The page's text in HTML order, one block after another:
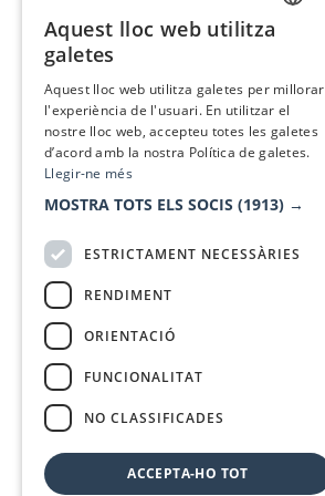
Aquest lloc web utilitza
galetes
Aquest lloc web utilitza galetes per millorar
l'experiència de l'usuari. En utilitzar el
nostre lloc web, accepteu totes les galetes
d’acord amb la nostra Política de galetes.
Llegir-ne més
MOSTRA TOTS ELS SOCIS (1913) →
ESTRICTAMENT NECESSÀRIES
RENDIMENT
ORIENTACIÓ
FUNCIONALITAT
NO CLASSIFICADES
ACCEPTA-HO TOT